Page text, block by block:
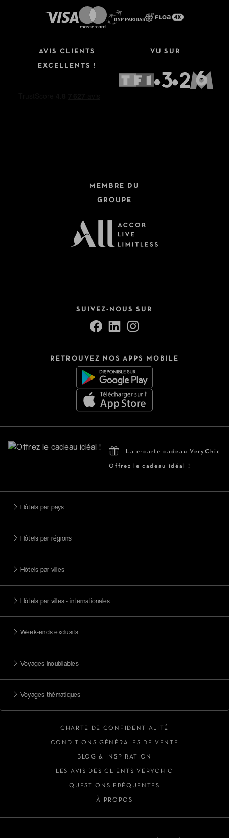
AVIS CLIENTS
EXCELLENTS !
VU SUR
MEMBRE DU
GROUPE
SUIVEZ-NOUS SUR
RETROUVEZ NOS APPS MOBILE
La e-carte cadeau VeryChic
Offrez le cadeau idéal !
Hôtels par pays
Hôtels par régions
Hôtels par villes
Hôtels par villes - internationales
Week-ends exclusifs
Voyages inoubliables
Voyages thématiques
CHARTE DE CONFIDENTIALITÉ
CONDITIONS GÉNÉRALES DE VENTE
BLOG & INSPIRATION
LES AVIS DES CLIENTS VERYCHIC
QUESTIONS FRÉQUENTES
À PROPOS